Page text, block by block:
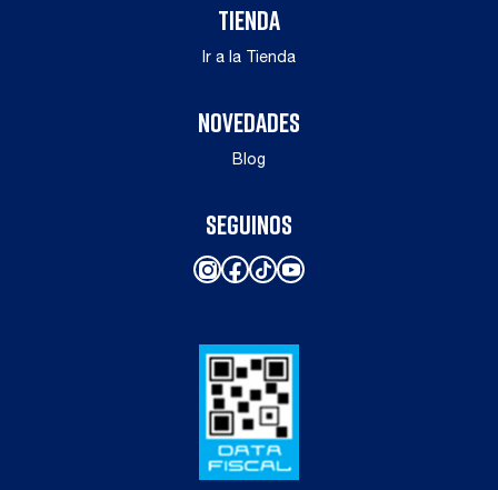
TIENDA
Ir a la Tienda
NOVEDADES
Blog
SEGUINOS
Instagram
Facebook
TikTokYouTube